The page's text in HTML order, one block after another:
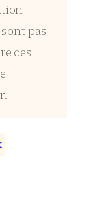
pas
ces